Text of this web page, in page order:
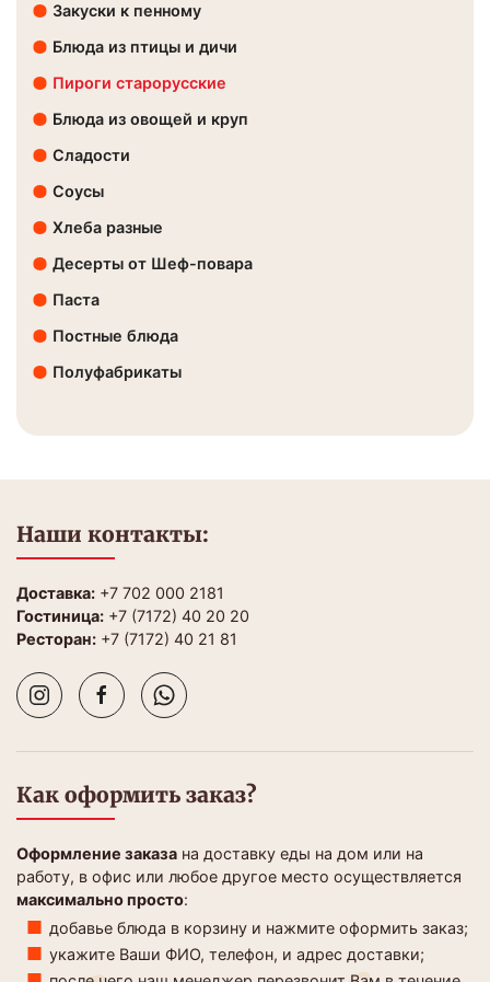
Закуски к пенному
Блюда из птицы и дичи
Пироги старорусские
Блюда из овощей и круп
Сладости
Соусы
Хлеба разные
Десерты от Шеф-повара
Паста
Постные блюда
Полуфабрикаты
Наши контакты:
Доставка: +7 702 000 2181
Гостиница: +7 (7172) 40 20 20
Ресторан: +7 (7172) 40 21 81
Как оформить заказ?
Оформление заказа на доставку еды на дом или на
работу, в офис или любое другое место осуществляется
максимально просто:
добавье блюда в корзину и нажмите оформить заказ;
укажите Ваши ФИО, телефон, и адрес доставки;